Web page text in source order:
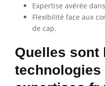
Expertise avérée
Flexibilité face aux
de cap.
Quelles sont